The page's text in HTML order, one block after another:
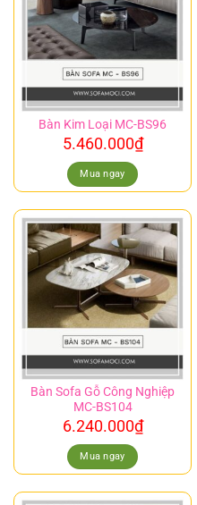
Bàn Kim Loại MC-BS96
5.460.000₫
Mua ngay
Bàn Sofa Gỗ Công Nghiệp
MC-BS104
6.240.000₫
Mua ngay